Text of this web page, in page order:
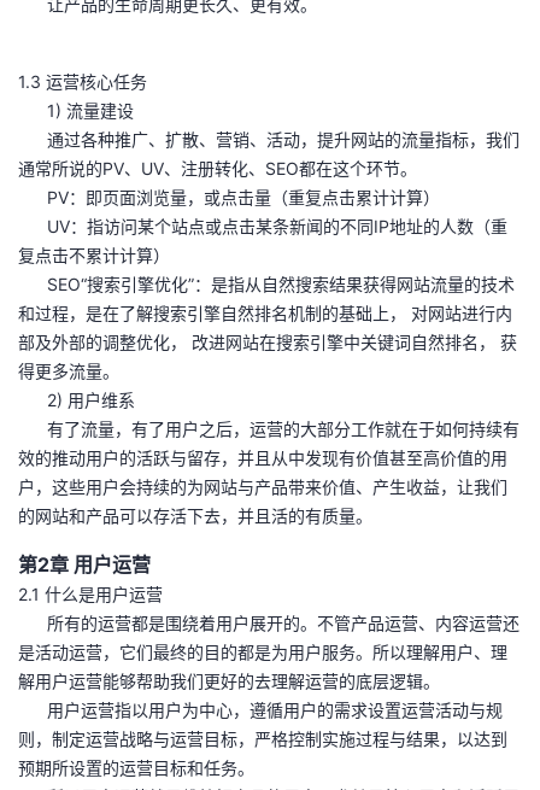
让产品的生命周期更长久、更有效。
1.3 运营核心任务
1) 流量建设
通过各种推广、扩散、营销、活动，提升网站的流量指标，我们
通常所说的PV、UV、注册转化、SEO都在这个环节。
PV：即页面浏览量，或点击量（重复点击累计计算）
UV：指访问某个站点或点击某条新闻的不同IP地址的人数（重
复点击不累计计算）
SEO“搜索引擎优化”：是指从自然搜索结果获得网站流量的技术
和过程，是在了解搜索引擎自然排名机制的基础上， 对网站进行内
部及外部的调整优化， 改进网站在搜索引擎中关键词自然排名， 获
得更多流量。
2) 用户维系
有了流量，有了用户之后，运营的大部分工作就在于如何持续有
效的推动用户的活跃与留存，并且从中发现有价值甚至高价值的用
户，这些用户会持续的为网站与产品带来价值、产生收益，让我们
的网站和产品可以存活下去，并且活的有质量。
第2章 用户运营
2.1 什么是用户运营
所有的运营都是围绕着用户展开的。不管产品运营、内容运营还
是活动运营，它们最终的目的都是为用户服务。所以理解用户、理
解用户运营能够帮助我们更好的去理解运营的底层逻辑。
用户运营指以用户为中心，遵循用户的需求设置运营活动与规
则，制定运营战略与运营目标，严格控制实施过程与结果，以达到
预期所设置的运营目标和任务。